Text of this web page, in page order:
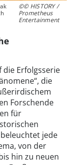
©© HISTORY /
Prometheus
Entertainment
die Erfolgsserie
die
Forschende
für
jede
von der
hin zu neuen